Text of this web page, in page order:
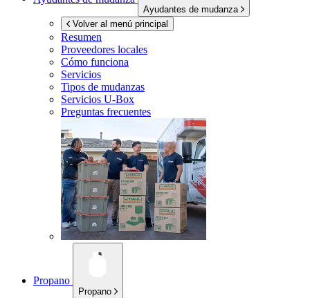
Ayudantes de mudanza
Volver al menú principal
Resumen
Proveedores locales
Cómo funciona
Servicios
Tipos de mudanzas
Servicios U-Box
Preguntas frecuentes
Propano
Propano